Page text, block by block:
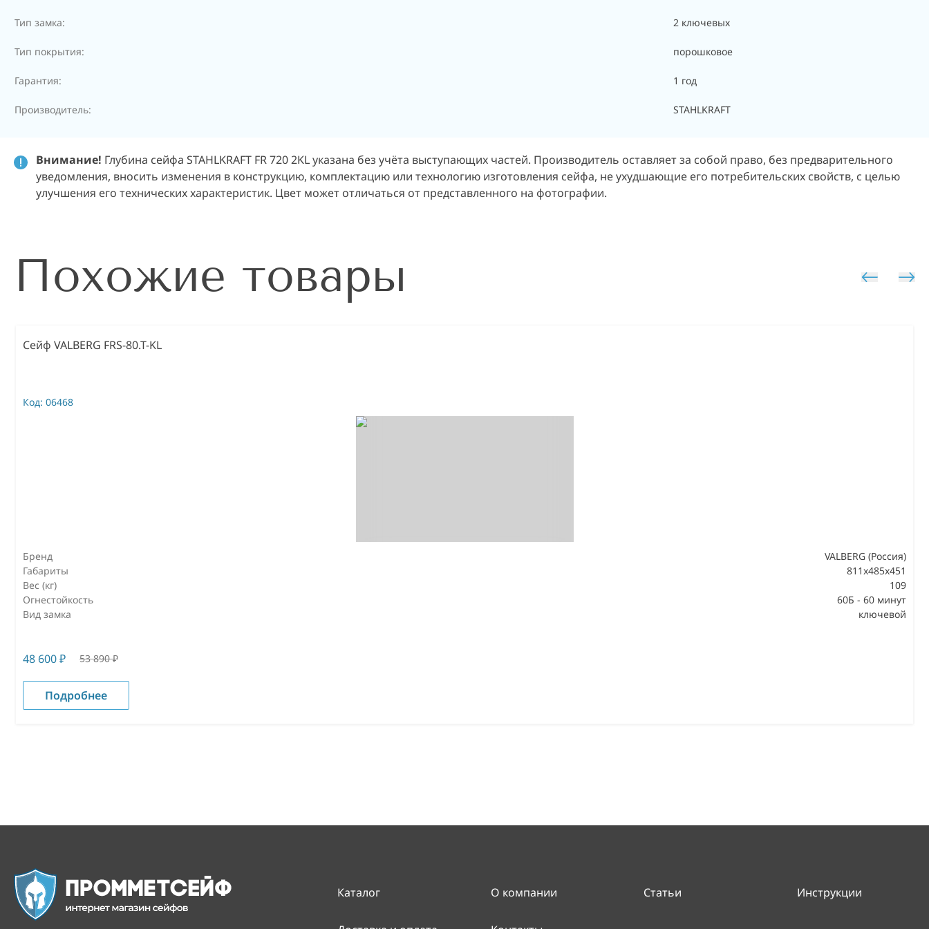
Тип замка: 2 ключевых
Тип покрытия: порошковое
Гарантия: 1 год
Производитель: STAHLKRAFT
Внимание! Глубина сейфа STAHLKRAFT FR 720 2KL указана без учёта выступающих частей. Производитель оставляет за собой право, без предварительного
уведомления, вносить изменения в конструкцию, комплектацию или технологию изготовления сейфа, не ухудшающие его потребительских свойств, с целью
улучшения его технических характеристик. Цвет может отличаться от представленного на фотографии.
Похожие товары
Сейф VALBERG FRS-80.T-KL
Код: 06468
Бренд
VALBERG (Россия)
Габариты
811x485x451
Вес (кг)
109
Огнестойкость
60Б - 60 минут
Вид замка
ключевой
48 600₽ 53 890₽
Подробнее
Каталог О компании Статьи Инструкции